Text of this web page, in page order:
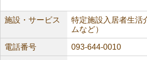
施設・サービス
特定施設入居者生活
ムなど）
電話番号 093-644-0010